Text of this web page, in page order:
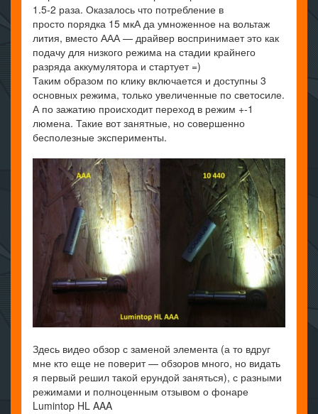
1.5-2 раза. Оказалось что потребление в
просто порядка 15 мкА да умноженное на вольтаж
лития, вместо ААА — драйвер воспринимает это как
подачу для низкого режима на стадии крайнего
разряда аккумулятора и стартует =)
Таким образом по клику включается и доступны 3
основных режима, только увеличенные по светосиле.
А по зажатию происходит переход в режим +-1
люмена. Такие вот занятные, но совершенно
бесполезные эксперименты.
Здесь видео обзор с заменой элемента (а то вдруг
мне кто еще не поверит — обзоров много, но видать
я первый решил такой ерундой заняться), с разными
режимами и полноценным отзывом о фонаре
Lumintop HL AAA